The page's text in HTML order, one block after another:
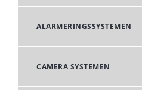
ALARMERINGSSYSTEMEN
CAMERA SYSTEMEN